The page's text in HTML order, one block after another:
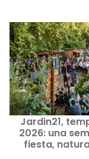
Jardin21,
2026: una
fiesta,